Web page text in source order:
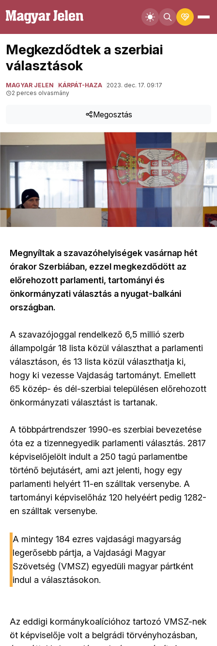
Megkezdődtek a szerbiai
választások
MAGYAR JELEN KÁRPÁT-HAZA
2023. dec. 17. 09:17
2 perces olvasmány
Megosztás
Megnyíltak a szavazóhelyiségek vasárnap hét
órakor Szerbiában, ezzel megkezdődött az
előrehozott parlamenti, tartományi és
önkormányzati választás a nyugat-balkáni
országban.
A szavazójoggal rendelkező 6,5 millió szerb
állampolgár 18 lista közül választhat a parlamenti
választáson, és 13 lista közül választhatja ki,
hogy ki vezesse Vajdaság tartományt. Emellett
65 közép- és dél-szerbiai településen előrehozott
önkormányzati választást is tartanak.
A többpártrendszer 1990-es szerbiai bevezetése
óta ez a tizennegyedik parlamenti választás. 2817
képviselőjelölt indult a 250 tagú parlamentbe
történő bejutásért, ami azt jelenti, hogy egy
parlamenti helyért 11-en szálltak versenybe. A
tartományi képviselőház 120 helyéért pedig 1282-
en szálltak versenybe.
A mintegy 184 ezres vajdasági magyarság
legerősebb pártja, a Vajdasági Magyar
Szövetség (VMSZ) egyedüli magyar pártként
indul a választásokon.
Az eddigi kormánykoalícióhoz tartozó VMSZ-nek
öt képviselője volt a belgrádi törvényhozásban,